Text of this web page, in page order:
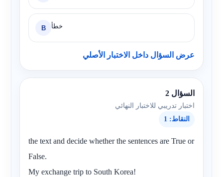
B خطأ
عرض السؤال داخل الاختبار الأصلي
السؤال 2
اختبار تدريبي للاختبار النهائي
النقاط: 1
the text and decide whether the sentences are True or
False.
My exchange trip to South Korea!